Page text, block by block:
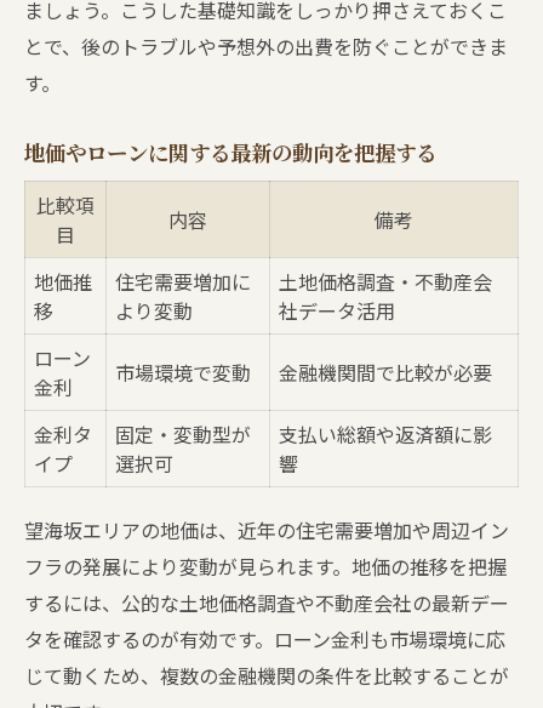
大阪府泉南郡で賢く不動産売買を進めるコツ
不動産売買時に知っておきたい手続きの流
れ
ローン審査で押さえるべきポイントを解説
泉南郡の地価推移と購入タイミングの見極
め方
法
望海坂で理想の土地購入に役立つ実践ポイント
土地購入に役立つ不動産売買の比較ポイン
実際の取引事例から学ぶ土地選びの注意点
望海坂でのローン活用術と返済プラン例
不動産売買でよくある疑問と解決策まとめ
理想の住環境を実現するための選び方
ましょう。こうした基礎知識をしっかり押さえておくこ
とで、後のトラブルや予想外の出費を防ぐことができま
す。
地価やローンに関する最新の動向を把握する
比較項
目
内容 備考
地価推
移
住宅需要増加に
より変動
土地価格調査・不動産会
社データ活用
ローン
金利
市場環境で変動 金融機関間で比較が必要
金利タ
イプ
固定・変動型が
選択可
支払い総額や返済額に影
響
望海坂エリアの地価は、近年の住宅需要増加や周辺イン
フラの発展により変動が見られます。地価の推移を把握
するには、公的な土地価格調査や不動産会社の最新デー
タを確認するのが有効です。ローン金利も市場環境に応
じて動くため、複数の金融機関の条件を比較することが